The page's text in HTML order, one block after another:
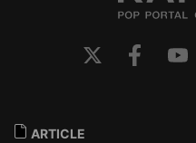
ARTICLE